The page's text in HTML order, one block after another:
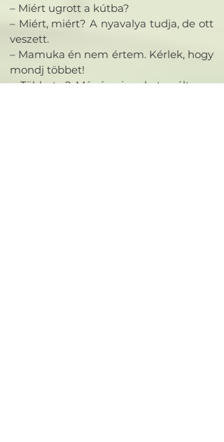
– Miért ugrott a kútba?
– Miért, miért? A nyavalya tudja, de ott
veszett.
– Mamuka én nem értem. Kérlek, hogy
mondj többet!
– Többet….? Már így is sokat szóltam.-